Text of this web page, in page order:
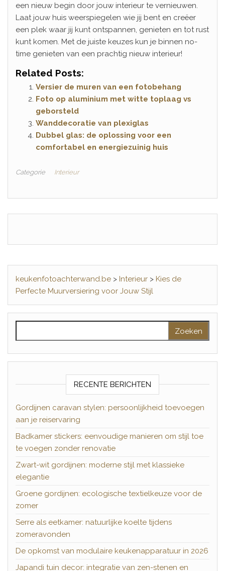
een nieuw begin door jouw interieur te vernieuwen.
Laat jouw huis weerspiegelen wie jij bent en creëer
een plek waar jij kunt ontspannen, genieten en tot rust
kunt komen. Met de juiste keuzes kun je binnen no-
time genieten van een prachtig nieuw interieur!
Related Posts:
Versier de muren van een fotobehang
Foto op aluminium met witte toplaag vs
geborsteld
Wanddecoratie van plexiglas
Dubbel glas: de oplossing voor een
comfortabel en energiezuinig huis
Categorie Interieur
keukenfotoachterwand.be > Interieur > Kies de
Perfecte Muurversiering voor Jouw Stijl
RECENTE BERICHTEN
Gordijnen caravan stylen: persoonlijkheid toevoegen
aan je reiservaring
Badkamer stickers: eenvoudige manieren om stijl toe
te voegen zonder renovatie
Zwart-wit gordijnen: moderne stijl met klassieke
elegantie
Groene gordijnen: ecologische textielkeuze voor de
zomer
Serre als eetkamer: natuurlijke koelte tijdens
zomeravonden
De opkomst van modulaire keukenapparatuur in 2026
Japandi tuin decor: integratie van zen-stenen en